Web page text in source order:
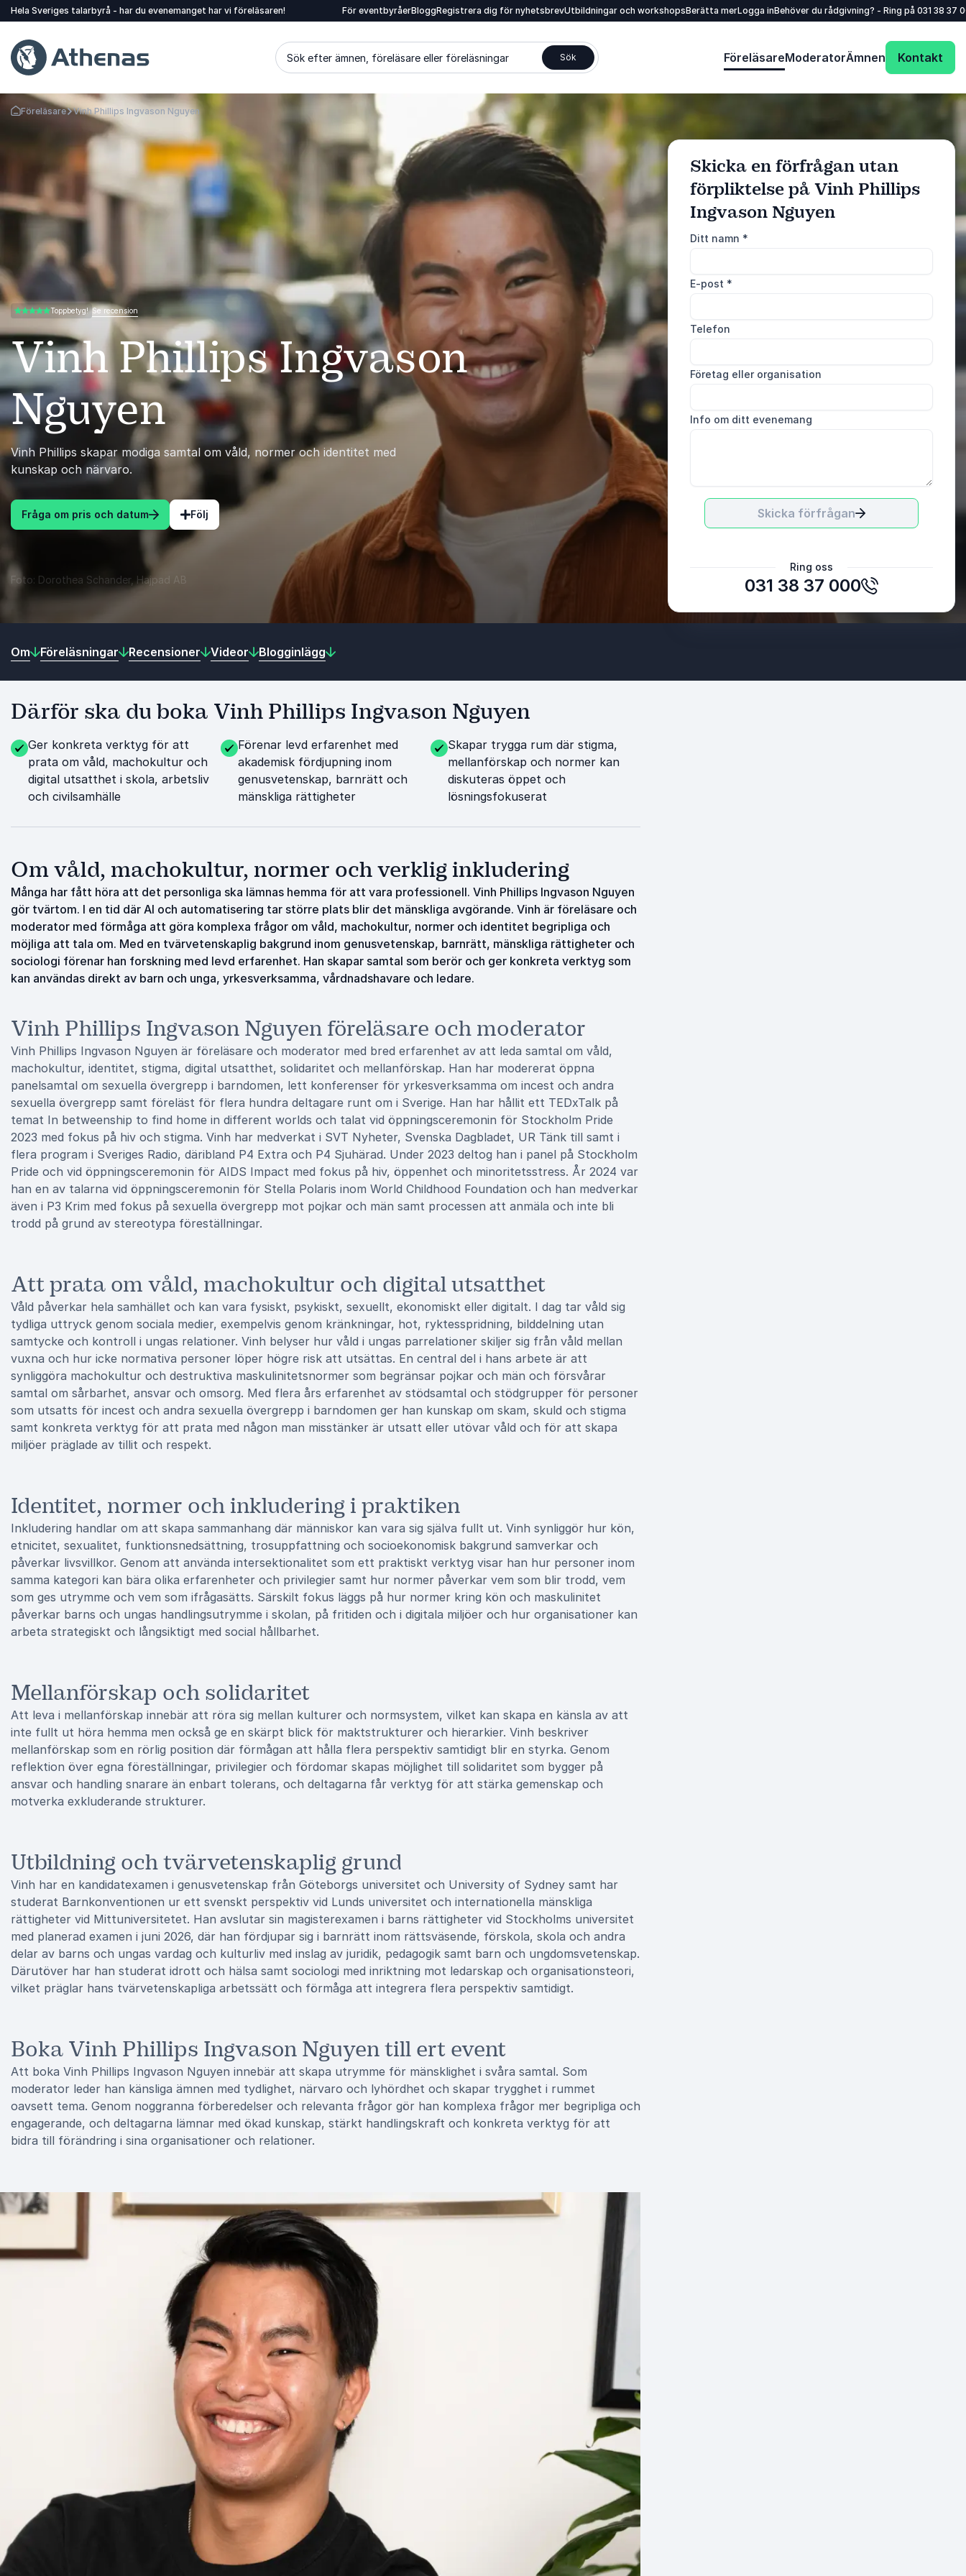
Hela Sveriges talarbyrå - har du evenemanget har vi föreläsaren! För eventbyråerBloggRegistrera dig för nyhetsbrevUtbildningar och workshopsBerätta merLogga inBehöver du rådgivning? - Ring på 031 38 37
Sök efter ämnen, föreläsare eller föreläsningar Sök FöreläsareModeratorÄmnen Kontakt
Gå tillbaka till startsidan
Föreläsare Vinh Phillips Ingvason Nguyen
Vinh Phillips Ingvason
Nguyen
Vinh Phillips skapar modiga samtal om våld, normer och identitet med
kunskap och närvaro.
Fråga om pris och datum Följ
5.00 av 5Toppbetyg! Se recension
Foto: Dorothea Schander, Hajpad AB
Skicka en förfrågan utan
förpliktelse på Vinh Phillips
Ingvason Nguyen
Ditt namn *
E-post *
Telefon
Företag eller organisation
Info om ditt evenemang
Skicka förfrågan
Ring oss
031 38 37 000
:
Om Föreläsningar Recensioner Videor Blogginlägg
Därför ska du boka Vinh Phillips Ingvason Nguyen
Ger konkreta verktyg för att
prata om våld, machokultur och
digital utsatthet i skola, arbetsliv
och civilsamhälle
Förenar levd erfarenhet med
akademisk fördjupning inom
genusvetenskap, barnrätt och
mänskliga rättigheter
Skapar trygga rum där stigma,
mellanförskap och normer kan
diskuteras öppet och
lösningsfokuserat
Om våld, machokultur, normer och verklig inkludering
Många har fått höra att det personliga ska lämnas hemma för att vara professionell. Vinh Phillips Ingvason Nguyen
gör tvärtom. I en tid där AI och automatisering tar större plats blir det mänskliga avgörande. Vinh är föreläsare och
moderator med förmåga att göra komplexa frågor om våld, machokultur, normer och identitet begripliga och
möjliga att tala om. Med en tvärvetenskaplig bakgrund inom genusvetenskap, barnrätt, mänskliga rättigheter och
sociologi förenar han forskning med levd erfarenhet. Han skapar samtal som berör och ger konkreta verktyg som
kan användas direkt av barn och unga, yrkesverksamma, vårdnadshavare och ledare.
Vinh Phillips Ingvason Nguyen föreläsare och moderator
Vinh Phillips Ingvason Nguyen är föreläsare och moderator med bred erfarenhet av att leda samtal om våld,
machokultur, identitet, stigma, digital utsatthet, solidaritet och mellanförskap. Han har modererat öppna
panelsamtal om sexuella övergrepp i barndomen, lett konferenser för yrkesverksamma om incest och andra
sexuella övergrepp samt föreläst för flera hundra deltagare runt om i Sverige. Han har hållit ett TEDxTalk på
temat In betweenship to find home in different worlds och talat vid öppningsceremonin för Stockholm Pride
2023 med fokus på hiv och stigma. Vinh har medverkat i SVT Nyheter, Svenska Dagbladet, UR Tänk till samt i
flera program i Sveriges Radio, däribland P4 Extra och P4 Sjuhärad. Under 2023 deltog han i panel på Stockholm
Pride och vid öppningsceremonin för AIDS Impact med fokus på hiv, öppenhet och minoritetsstress. År 2024 var
han en av talarna vid öppningsceremonin för Stella Polaris inom World Childhood Foundation och han medverkar
även i P3 Krim med fokus på sexuella övergrepp mot pojkar och män samt processen att anmäla och inte bli
trodd på grund av stereotypa föreställningar.
Att prata om våld, machokultur och digital utsatthet
Våld påverkar hela samhället och kan vara fysiskt, psykiskt, sexuellt, ekonomiskt eller digitalt. I dag tar våld sig
tydliga uttryck genom sociala medier, exempelvis genom kränkningar, hot, ryktesspridning, bilddelning utan
samtycke och kontroll i ungas relationer. Vinh belyser hur våld i ungas parrelationer skiljer sig från våld mellan
vuxna och hur icke normativa personer löper högre risk att utsättas. En central del i hans arbete är att
synliggöra machokultur och destruktiva maskulinitetsnormer som begränsar pojkar och män och försvårar
samtal om sårbarhet, ansvar och omsorg. Med flera års erfarenhet av stödsamtal och stödgrupper för personer
som utsatts för incest och andra sexuella övergrepp i barndomen ger han kunskap om skam, skuld och stigma
samt konkreta verktyg för att prata med någon man misstänker är utsatt eller utövar våld och för att skapa
miljöer präglade av tillit och respekt.
Identitet, normer och inkludering i praktiken
Inkludering handlar om att skapa sammanhang där människor kan vara sig själva fullt ut. Vinh synliggör hur kön,
etnicitet, sexualitet, funktionsnedsättning, trosuppfattning och socioekonomisk bakgrund samverkar och
påverkar livsvillkor. Genom att använda intersektionalitet som ett praktiskt verktyg visar han hur personer inom
samma kategori kan bära olika erfarenheter och privilegier samt hur normer påverkar vem som blir trodd, vem
som ges utrymme och vem som ifrågasätts. Särskilt fokus läggs på hur normer kring kön och maskulinitet
påverkar barns och ungas handlingsutrymme i skolan, på fritiden och i digitala miljöer och hur organisationer kan
arbeta strategiskt och långsiktigt med social hållbarhet.
Mellanförskap och solidaritet
Att leva i mellanförskap innebär att röra sig mellan kulturer och normsystem, vilket kan skapa en känsla av att
inte fullt ut höra hemma men också ge en skärpt blick för maktstrukturer och hierarkier. Vinh beskriver
mellanförskap som en rörlig position där förmågan att hålla flera perspektiv samtidigt blir en styrka. Genom
reflektion över egna föreställningar, privilegier och fördomar skapas möjlighet till solidaritet som bygger på
ansvar och handling snarare än enbart tolerans, och deltagarna får verktyg för att stärka gemenskap och
motverka exkluderande strukturer.
Utbildning och tvärvetenskaplig grund
Vinh har en kandidatexamen i genusvetenskap från Göteborgs universitet och University of Sydney samt har
studerat Barnkonventionen ur ett svenskt perspektiv vid Lunds universitet och internationella mänskliga
rättigheter vid Mittuniversitetet. Han avslutar sin magisterexamen i barns rättigheter vid Stockholms universitet
med planerad examen i juni 2026, där han fördjupar sig i barnrätt inom rättsväsende, förskola, skola och andra
delar av barns och ungas vardag och kulturliv med inslag av juridik, pedagogik samt barn och ungdomsvetenskap.
Därutöver har han studerat idrott och hälsa samt sociologi med inriktning mot ledarskap och organisationsteori,
vilket präglar hans tvärvetenskapliga arbetssätt och förmåga att integrera flera perspektiv samtidigt.
Boka Vinh Phillips Ingvason Nguyen till ert event
Att boka Vinh Phillips Ingvason Nguyen innebär att skapa utrymme för mänsklighet i svåra samtal. Som
moderator leder han känsliga ämnen med tydlighet, närvaro och lyhördhet och skapar trygghet i rummet
oavsett tema. Genom noggranna förberedelser och relevanta frågor gör han komplexa frågor mer begripliga och
engagerande, och deltagarna lämnar med ökad kunskap, stärkt handlingskraft och konkreta verktyg för att
bidra till förändring i sina organisationer och relationer.